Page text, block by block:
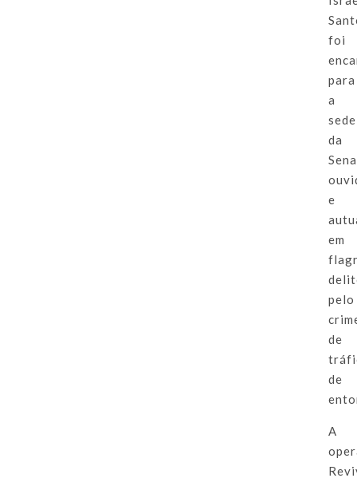
foi
para
a
sede
da
e
em
pelo
de
de
A